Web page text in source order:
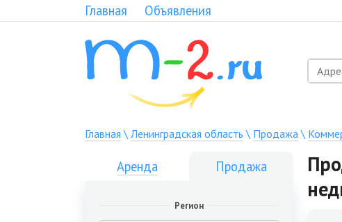
Главная Объявления
Главная \ Ленинградская область \ Продажа\
Аренда Продажа
Регион